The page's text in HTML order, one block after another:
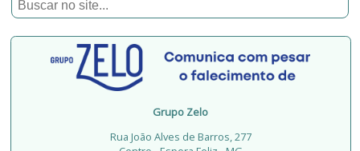
Grupo Zelo
Rua João Alves de Barros, 277